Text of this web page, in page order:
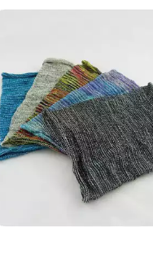
lieferbar - in 4-5 Werktagen bei dir
+4